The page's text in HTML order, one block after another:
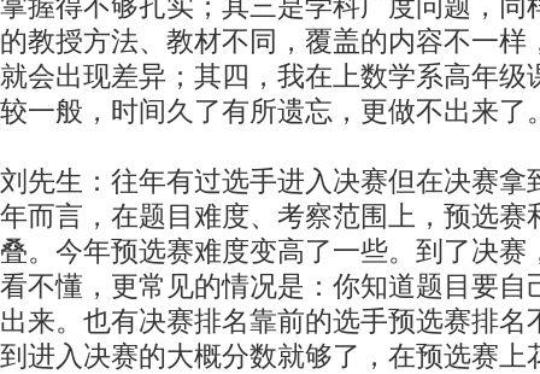
掌握得不够扎实；其三是学科广度问题，同
的教授方法、教材不同，覆盖的内容不一样
就会出现差异；其四，我在上数学系高年级
较一般，时间久了有所遗忘，更做不出来了
刘先生：往年有过选手进入决赛但在决赛拿
年而言，在题目难度、考察范围上，预选赛
叠。今年预选赛难度变高了一些。到了决赛
看不懂，更常见的情况是：你知道题目要自
出来。也有决赛排名靠前的选手预选赛排名
到进入决赛的大概分数就够了，在预选赛上